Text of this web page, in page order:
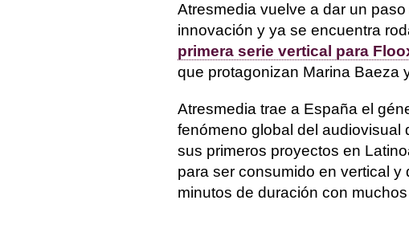
Atresmedia vuelve a dar un
innovación y ya se encuentra
primera serie vertical para
que protagonizan Marina Baeza
Atresmedia trae a España el
fenómeno global del audiovisual
sus primeros proyectos en
para ser consumido en vertical
minutos de duración con